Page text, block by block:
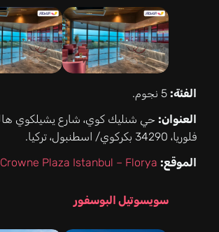
الفئة:
العنوان:
فلوريا، 34290 بكركوي/ اسطنبول، تركيا.
الموقع: Crowne Plaza Istanbul – Florya
سويسوتيل البوسفور